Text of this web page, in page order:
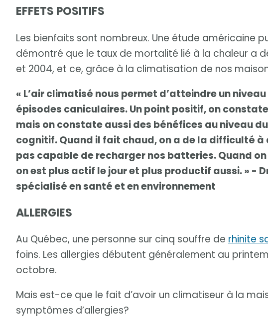
EFFETS POSITIFS
Les bienfaits sont nombreux. Une étude américaine
démontré que le taux de mortalité lié à la chaleur a
et 2004, et ce, grâce à la climatisation de nos
« L’air climatisé nous permet d’atteindre un
épisodes caniculaires. Un point positif, on
mais on constate aussi des bénéfices au niveau
cognitif. Quand il fait chaud, on a de la difficulté à
pas capable de recharger nos batteries. Quand
on est plus actif le jour et plus productif aussi. » -
spécialisé en santé et en environnement
ALLERGIES
Au Québec, une personne sur cinq souffre de rhinite
foins. Les allergies débutent généralement au
octobre.
Mais est-ce que le fait d’avoir un climatiseur à la
symptômes d’allergies?